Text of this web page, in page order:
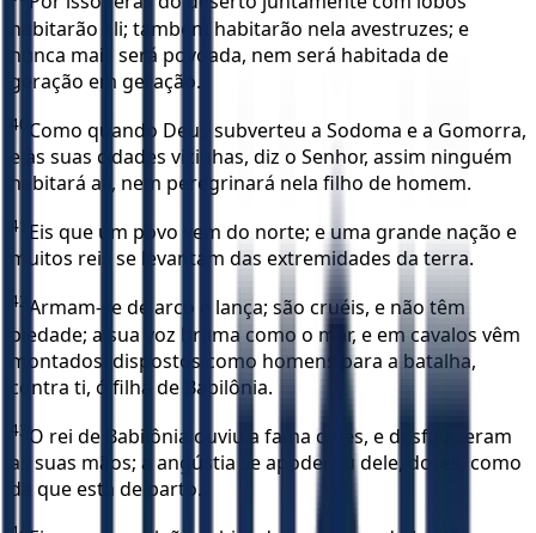
habitarão ali; também habitarão nela avestruzes; e
nunca mais será povoada, nem será habitada de
geração em geração.
40 Como quando Deus subverteu a Sodoma e a Gomorra,
e às suas cidades vizinhas, diz o Senhor, assim ninguém
habitará ali, nem peregrinará nela filho de homem.
41 Eis que um povo vem do norte; e uma grande nação e
muitos reis se levantam das extremidades da terra.
42 Armam-se de arco e lança; são cruéis, e não têm
piedade; a sua voz brama como o mar, e em cavalos vêm
montados, dispostos como homens para a batalha,
contra ti, ó filha de Babilônia.
43 O rei de Babilônia ouviu a fama deles, e desfaleceram
as suas mãos; a angústia se apoderou dele, dores, como
da que está de parto.